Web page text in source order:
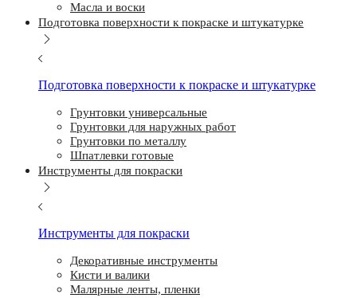
Масла и воски
Подготовка поверхности к покраске и штукатурке
Подготовка поверхности к покраске и штукатурке
Грунтовки универсальные
Грунтовки для наружных работ
Грунтовки по металлу
Шпатлевки готовые
Инструменты для покраски
Инструменты для покраски
Декоративные инструменты
Кисти и валики
Малярные ленты, пленки